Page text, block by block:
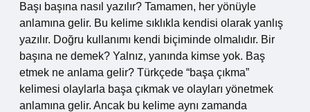
Başı başına nasıl yazılır? Tamamen, her yönüyle
anlamına gelir. Bu kelime sıklıkla kendisi olarak yanlış
yazılır. Doğru kullanımı kendi biçiminde olmalıdır. Bir
başına ne demek? Yalnız, yanında kimse yok. Baş
etmek ne anlama gelir? Türkçede “başa çıkma”
kelimesi olaylarla başa çıkmak ve olayları yönetmek
anlamına gelir. Ancak bu kelime aynı zamanda